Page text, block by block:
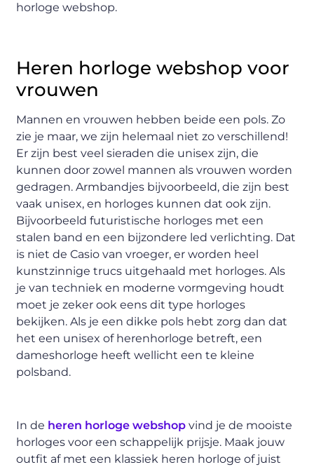
horloge webshop.
Heren horloge webshop voor
vrouwen
Mannen en vrouwen hebben beide een pols. Zo
zie je maar, we zijn helemaal niet zo verschillend!
Er zijn best veel sieraden die unisex zijn, die
kunnen door zowel mannen als vrouwen worden
gedragen. Armbandjes bijvoorbeeld, die zijn best
vaak unisex, en horloges kunnen dat ook zijn.
Bijvoorbeeld futuristische horloges met een
stalen band en een bijzondere led verlichting. Dat
is niet de Casio van vroeger, er worden heel
kunstzinnige trucs uitgehaald met horloges. Als
je van techniek en moderne vormgeving houdt
moet je zeker ook eens dit type horloges
bekijken. Als je een dikke pols hebt zorg dan dat
het een unisex of herenhorloge betreft, een
dameshorloge heeft wellicht een te kleine
polsband.
In de heren horloge webshop vind je de mooiste
horloges voor een schappelijk prijsje. Maak jouw
outfit af met een klassiek heren horloge of juist